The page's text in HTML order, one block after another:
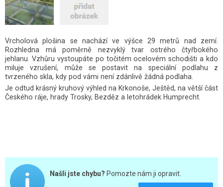
Vrcholová plošina se nachází ve výšce 29 metrů nad zemí.
Rozhledna má poměrně nezvyklý tvar ostrého čtyřbokého
jehlanu. Vzhůru vystoupáte po točitém ocelovém schodišti a kdo
miluje vzrušení, může se postavit na speciální podlahu z
tvrzeného skla, kdy pod vámi není zdánlivě žádná podlaha.
Je odtud krásný kruhový výhled na Krkonoše, Ještěd, na větší část
Českého ráje, hrady Trosky, Bezděz a letohrádek Humprecht.
Našli jste chybu? Pomozte nám ji opravit.